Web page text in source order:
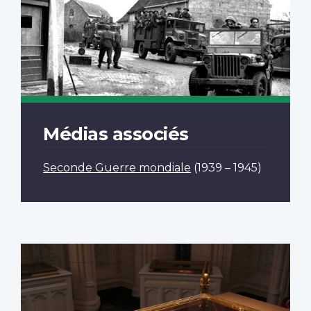
Médias associés
Seconde Guerre mondiale (1939 – 1945)